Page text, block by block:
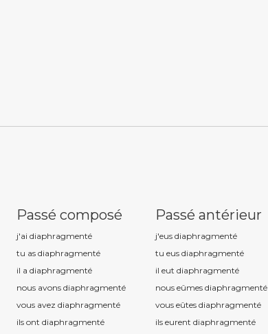
Passé composé
j'ai diaphragmenté
tu as diaphragmenté
il a diaphragmenté
nous avons diaphragmenté
vous avez diaphragmenté
ils ont diaphragmenté
Passé antérieur
j'eus diaphragmenté
tu eus diaphragmenté
il eut diaphragmenté
nous eûmes diaphragmenté
vous eûtes diaphragmenté
ils eurent diaphragmenté